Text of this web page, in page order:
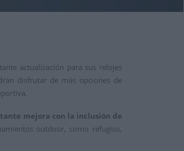
actualización para sus relojes
disfrutar de más opciones de
mejora con la inclusión de
outdoor, como refugios,